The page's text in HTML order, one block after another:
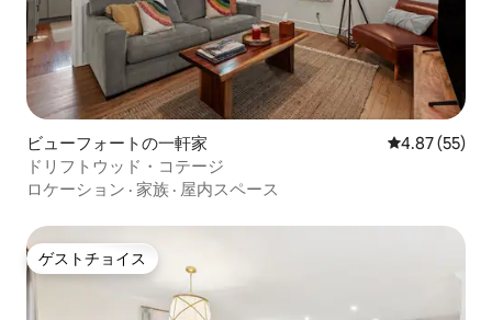
ビューフォートの一軒家 レビュー55
4.87 (55)
ドリフトウッド・コテージ
ロケーション · 家族 · 屋内スペース
ゲストチョイス
ゲストチョイス